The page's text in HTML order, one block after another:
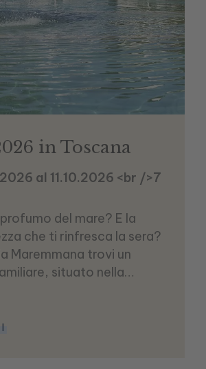
in Toscana
al 11.10.2026 <br />7
del mare? E la
che ti rinfresca la sera?
Maremmana trovi un
situato nella…